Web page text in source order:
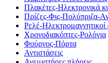
Πλακέτες-Ηλεκτρονικά
Πρίζες-Φις-Πολύπριζα-
Ρελέ-Ηλεκτρομαγνητικοί
Χρονοδιακόπτες-Ρολόγια
Φούρνος-Πόρτα
Αντιστάσεις